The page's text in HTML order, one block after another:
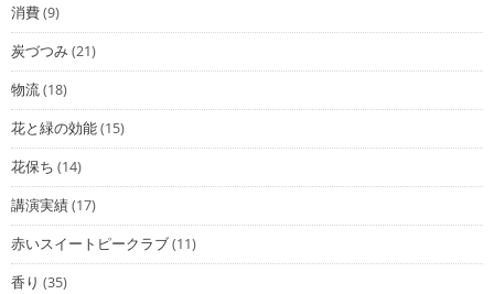
消費(9)
炭づつみ(21)
物流(18)
花と緑の効能(15)
花保ち (14)
講演実績(17)
赤いスイートピークラブ(11)
香り (35)